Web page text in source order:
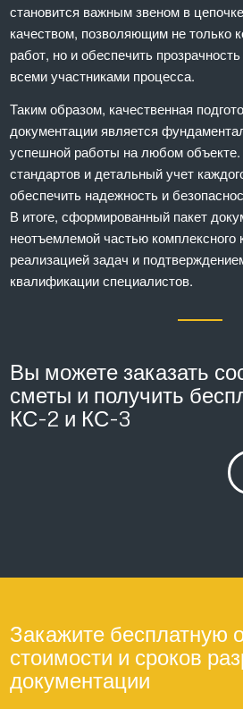
становится важным звеном в
качеством, позволяющим не только
работ, но и обеспечить
всеми участниками процесса.
Таким образом, качественная
документации является
успешной работы на любом
стандартов и детальный учет
обеспечить надежность и
В итоге, сформированный пакет
неотъемлемой частью комплексного
реализацией задач и
квалификации специалистов.
Вы можете заказать
сметы и получить
КС-2 и КС-3
Закажите бесплатную
стоимости и сроков
документации